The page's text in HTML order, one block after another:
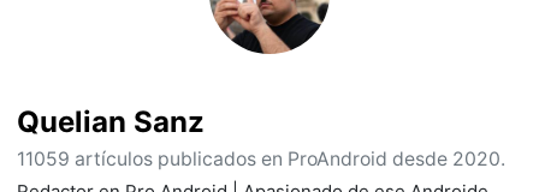
Quelian Sanz
11059 artículos publicados en ProAndroid desde 2020.